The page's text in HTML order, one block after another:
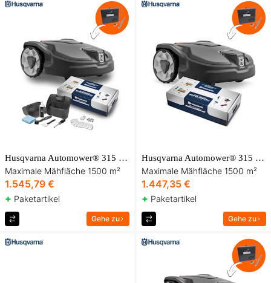
Husqvarna Automower® 315 Mark II Pluspaket
Maximale Mähfläche 1500 m²
1.545,79 €
+ Paketartikel
Gehe zu
Husqvarna Automower® 315 Mark II Starterpaket
Maximale Mähfläche 1500 m²
1.447,35 €
+ Paketartikel
Gehe zu